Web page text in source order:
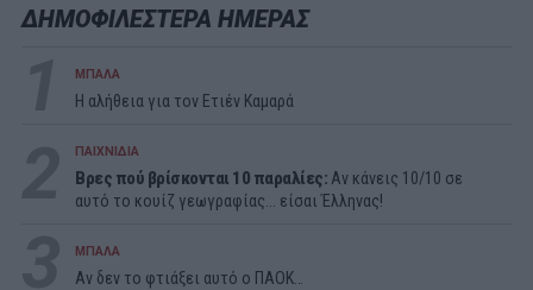
ΔΗΜΟΦΙΛΕΣΤΕΡΑ ΗΜΕΡΑΣ
ΜΠΑΛΑ
Η αλήθεια για τον Ετιέν Καμαρά
ΠΑΙΧΝΙΔΙΑ
Βρες πού βρίσκονται 10 παραλίες: Αν κάνεις 10/10 σε
αυτό το κουίζ γεωγραφίας... είσαι Έλληνας!
ΜΠΑΛΑ
Αν δεν το φτιάξει αυτό ο ΠΑΟΚ…